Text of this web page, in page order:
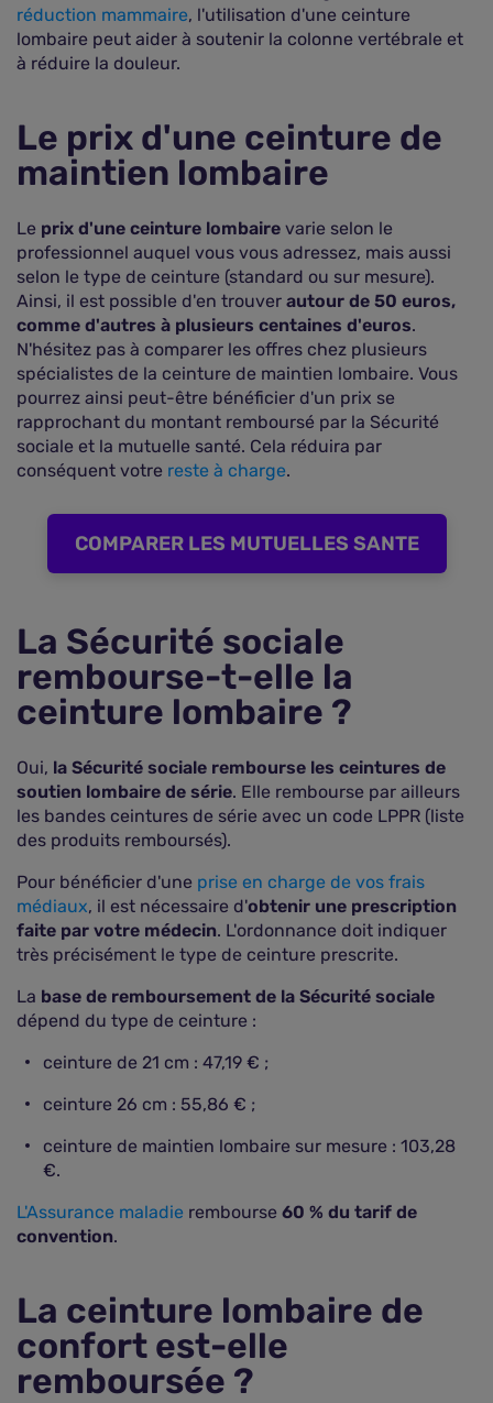
réduction mammaire, l'utilisation d'une ceinture
lombaire peut aider à soutenir la colonne vertébrale et
à réduire la douleur.
Le prix d'une ceinture de
maintien lombaire
Le prix d'une ceinture lombaire varie selon le
professionnel auquel vous vous adressez, mais aussi
selon le type de ceinture (standard ou sur mesure).
Ainsi, il est possible d'en trouver autour de 50 euros,
comme d'autres à plusieurs centaines d'euros.
N'hésitez pas à comparer les offres chez plusieurs
spécialistes de la ceinture de maintien lombaire. Vous
pourrez ainsi peut-être bénéficier d'un prix se
rapprochant du montant remboursé par la Sécurité
sociale et la mutuelle santé. Cela réduira par
conséquent votre reste à charge.
COMPARER LES MUTUELLES SANTE
La Sécurité sociale
rembourse-t-elle la
ceinture lombaire ?
Oui, la Sécurité sociale rembourse les ceintures de
soutien lombaire de série. Elle rembourse par ailleurs
les bandes ceintures de série avec un code LPPR (liste
des produits remboursés).
Pour bénéficier d'une prise en charge de vos frais
médiaux, il est nécessaire d'obtenir une prescription
faite par votre médecin. L'ordonnance doit indiquer
très précisément le type de ceinture prescrite.
La base de remboursement de la Sécurité sociale
dépend du type de ceinture :
ceinture de 21 cm : 47,19 € ;
ceinture 26 cm : 55,86 € ;
ceinture de maintien lombaire sur mesure : 103,28
€.
L'Assurance maladie rembourse 60 % du tarif de
convention.
La ceinture lombaire de
confort est-elle
remboursée ?